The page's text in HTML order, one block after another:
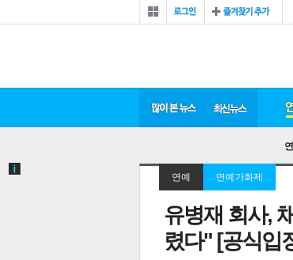
연예 연예가화제
유병재 회사,
렸다" [공식입